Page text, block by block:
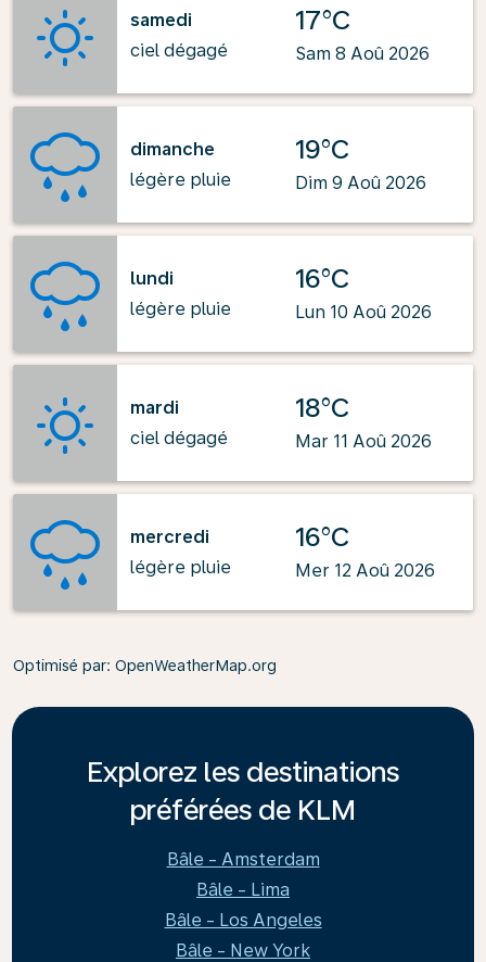
samedi
ciel dégagé
17°C
Sam 8 Aoû 2026
dimanche
légère pluie
19°C
Dim 9 Aoû 2026
lundi
légère pluie
16°C
Lun 10 Aoû 2026
mardi
ciel dégagé
18°C
Mar 11 Aoû 2026
mercredi
légère pluie
16°C
Mer 12 Aoû 2026
Optimisé par: OpenWeatherMap.org
Explorez les destinations
préférées de KLM
Bâle - Amsterdam
Bâle - Lima
Bâle - Los Angeles
Bâle - New York